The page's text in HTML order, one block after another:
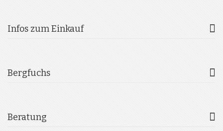
Infos zum Einkauf
Bergfuchs
Beratung